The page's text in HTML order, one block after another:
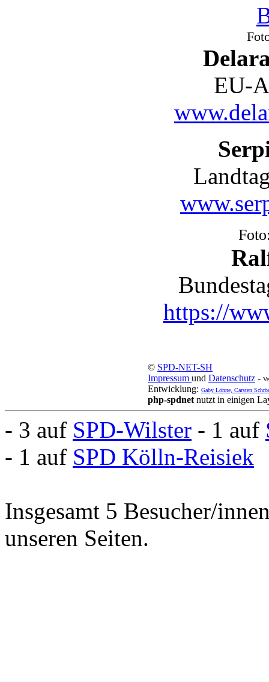
EU-
https://
© SPD-NET-SH
Impressum und Datenschutz -
Entwicklung: Gaby Lönne, Carsten
php-spdnet nutzt in einigen
- 3 auf SPD-Wilster - 1 auf
- 1 auf SPD Kölln-Reisiek
Insgesamt 5 Besucher/
unseren Seiten.